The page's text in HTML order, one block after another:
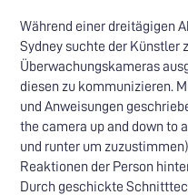
Während einer dreitägigen
Sydney suchte der Künstler
Überwachungskameras
diesen zu kommunizieren.
und Anweisungen
the camera up and down to
und runter um
Reaktionen der Person
Durch geschickte